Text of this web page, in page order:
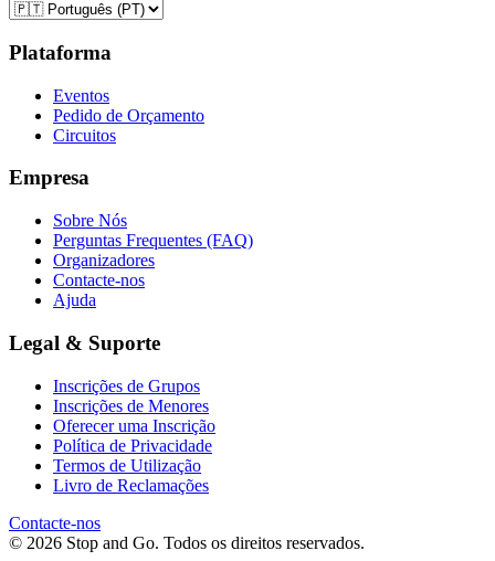
Plataforma
Eventos
Pedido de Orçamento
Circuitos
Empresa
Sobre Nós
Perguntas Frequentes (FAQ)
Organizadores
Contacte-nos
Ajuda
Legal & Suporte
Inscrições de Grupos
Inscrições de Menores
Oferecer uma Inscrição
Política de Privacidade
Termos de Utilização
Livro de Reclamações
Contacte-nos
© 2026 Stop and Go. Todos os direitos reservados.